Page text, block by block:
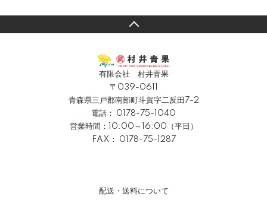
有限会社 村井青果
〒039-0611
青森県三戸郡南部町斗賀字二反田7-2
電話： 0178-75-1040
営業時間：10:00～16:00（平日）
FAX： 0178-75-1287
配送・送料について